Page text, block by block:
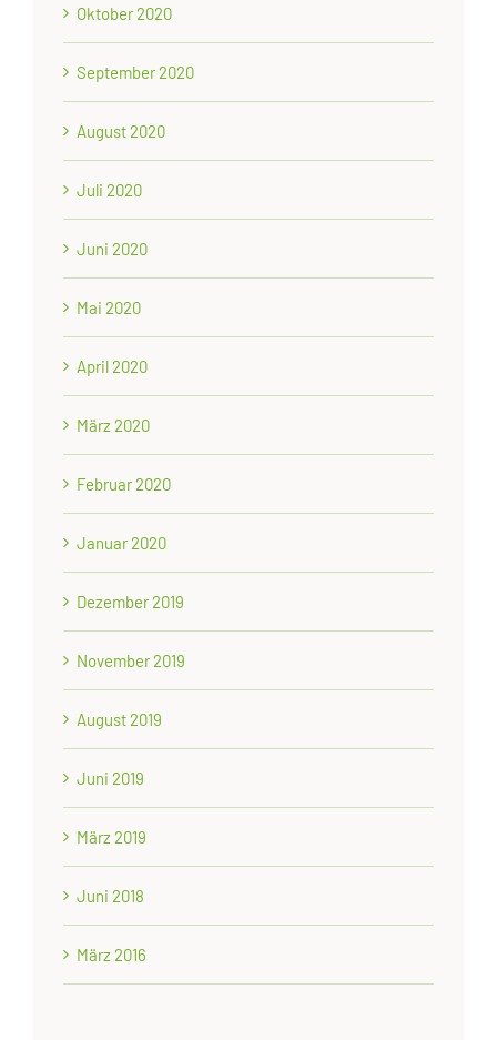
Oktober 2020
September 2020
August 2020
Juli 2020
Juni 2020
Mai 2020
April 2020
März 2020
Februar 2020
Januar 2020
Dezember 2019
November 2019
August 2019
Juni 2019
März 2019
Juni 2018
März 2016